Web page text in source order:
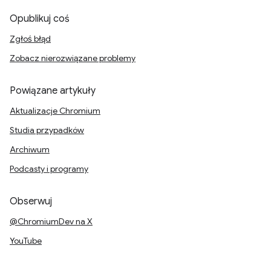
Opublikuj coś
Zgłoś błąd
Zobacz nierozwiązane problemy
Powiązane artykuły
Aktualizacje Chromium
Studia przypadków
Archiwum
Podcasty i programy
Obserwuj
@ChromiumDev na X
YouTube